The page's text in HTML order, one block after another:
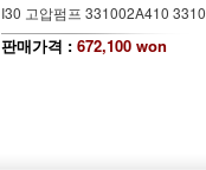
I30 고압펌프 331002A410
판매가격 : 672,100 won